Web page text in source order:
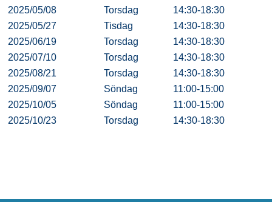
2025/05/08
Torsdag
14:30-18:30
2025/05/27
Tisdag
14:30-18:30
2025/06/19
Torsdag
14:30-18:30
2025/07/10
Torsdag
14:30-18:30
2025/08/21
Torsdag
14:30-18:30
2025/09/07
Söndag
11:00-15:00
2025/10/05
Söndag
11:00-15:00
2025/10/23
Torsdag 14:30-18:30